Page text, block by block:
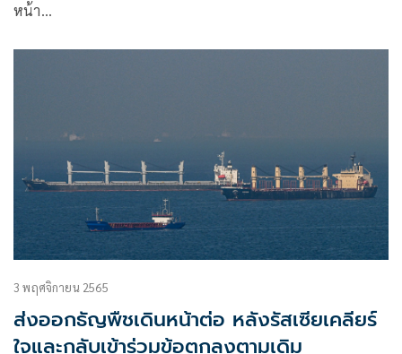
หน้า…
3 พฤศจิกายน 2565
ส่งออกธัญพืชเดินหน้าต่อ หลังรัสเซียเคลียร์
ใจและกลับเข้าร่วมข้อตกลงตามเดิม